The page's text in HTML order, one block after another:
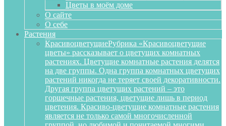
Цветы в моём доме
О сайте
О себе
Растения
КрасивоцветущиеРубрика «Красивоцветущие
цветы» рассказывает о цветущих комнатных
растениях. Цветущие комнатные растения делятся
на две группы. Одна группа комнатных цветущих
растений никогда не теряет своей декоративности.
Другая группа цветущих растений – это
горшечные растения, цветущие лишь в период
цветения. Красиво-цветущие комнатные растения
является не только самой многочисленной